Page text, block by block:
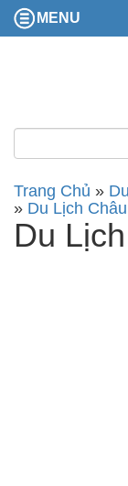
MENU
Trang Chủ »
» Du Lịch
Du